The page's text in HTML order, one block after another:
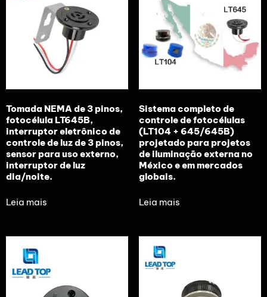
Tomada NEMA de 3 pinos,
fotocélula LT645B,
interruptor eletrônico de
controle de luz de 3 pinos,
sensor para uso externo,
interruptor de luz
dia/noite.
Leia mais
Sistema completo de
controle de fotocélulas
(LT104 + 645/645B)
projetado para projetos
de iluminação externa no
México e em mercados
globais.
Leia mais